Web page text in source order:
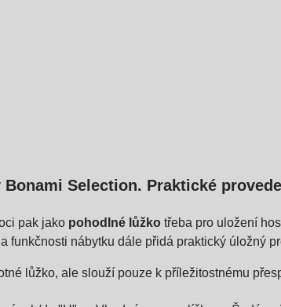
Selection. Praktické
pak jako pohodlné lůžko třeba pro uložení
funkčnosti nábytku dále přidá praktický úložný
lůžko, ale slouží pouze k příležitostnému